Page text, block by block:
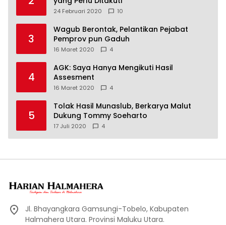
24 Februari 2020 10
3
Wagub Berontak, Pelantikan Pejabat
Pemprov pun Gaduh
16 Maret 2020 4
4
AGK: Saya Hanya Mengikuti Hasil
Assesment
16 Maret 2020 4
5
Tolak Hasil Munaslub, Berkarya Malut
Dukung Tommy Soeharto
17 Juli 2020 4
Jl. Bhayangkara Gamsungi-Tobelo, Kabupaten
Halmahera Utara. Provinsi Maluku Utara.